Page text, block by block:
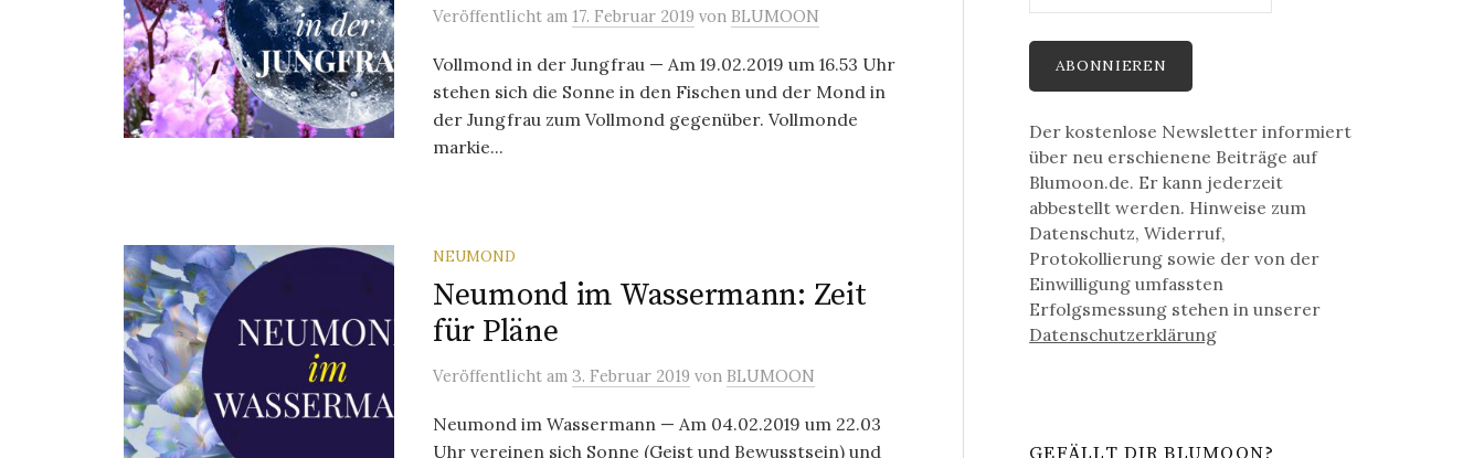
Veröffentlicht am 17. Februar 2019 von BLUMOON
Vollmond in der Jungfrau — Am 19.02.2019 um 16.53 Uhr
stehen sich die Sonne in den Fischen und der Mond in
der Jungfrau zum Vollmond gegenüber. Vollmonde
markie...
NEUMOND
Neumond im Wassermann: Zeit
für Pläne
Veröffentlicht am 3. Februar 2019 von BLUMOON
Neumond im Wassermann — Am 04.02.2019 um 22.03
Uhr vereinen sich Sonne (Geist und Bewusstsein) und
Der kostenlose Newsletter informiert
über neu erschienene Beiträge auf
Blumoon.de. Er kann jederzeit
abbestellt werden. Hinweise zum
Datenschutz, Widerruf,
Protokollierung sowie der von der
Einwilligung umfassten
Erfolgsmessung stehen in unserer
Datenschutz­erklärung